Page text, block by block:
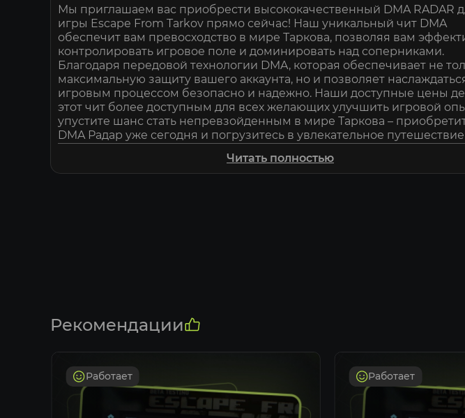
Мы приглашаем вас приобрести высококачественный DMA RADAR
игры Escape From Tarkov прямо сейчас! Наш уникальный чит DMA
обеспечит вам превосходство в мире Таркова, позволяя вам
контролировать игровое поле и доминировать над соперниками.
Благодаря передовой технологии DMA, которая обеспечивает не
максимальную защиту вашего аккаунта, но и позволяет
игровым процессом безопасно и надежно. Наши доступные цены
этот чит более доступным для всех желающих улучшить игровой
упустите шанс стать непревзойденным в мире Таркова –
DMA Радар уже сегодня и погрузитесь в увлекательное
Читать полностью
Рекомендации
Работает Работает